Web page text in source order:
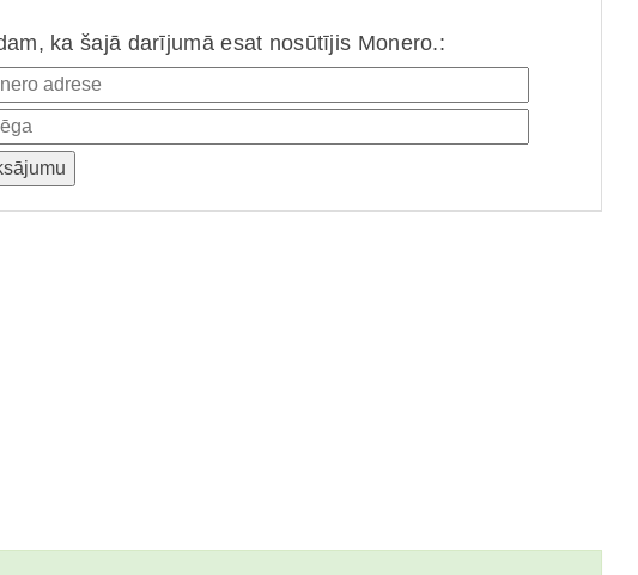
ka šajā darījumā esat nosūtījis Monero.: